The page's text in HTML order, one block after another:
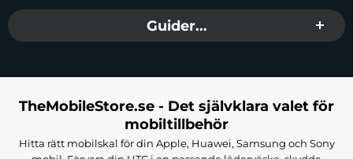
Guider...
TheMobileStore.se - Det självklara valet för
mobiltillbehör
Hitta rätt mobilskal för din Apple, Huawei, Samsung och Sony